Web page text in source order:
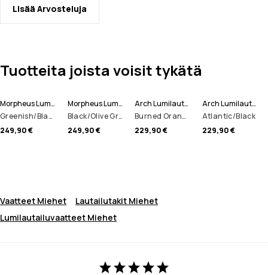
Lisää Arvosteluja
Tuotteita joista voisit tykätä
Morpheus Lumilautailutakki Miehet
Greenish/Black
249,90 €
Morpheus Lumilautailutakki Miehet
Black/Olive Green/Light Grey
249,90 €
Arch Lumilautailutakki Miehet
Burned Orange/Black
229,90 €
Arch Lumilautailutakki Miehet
Atlantic/Black
229,90 €
Vaatteet Miehet
Lautailutakit Miehet
Lumilautailuvaatteet Miehet